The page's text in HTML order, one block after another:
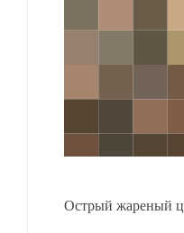
Острый жареный